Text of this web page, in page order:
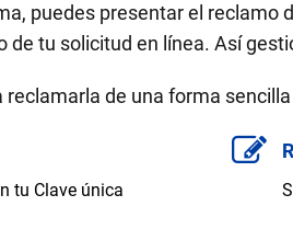
puedes presentar el reclamo
de tu solicitud en línea. Así
reclamarla de una forma
tu Clave única